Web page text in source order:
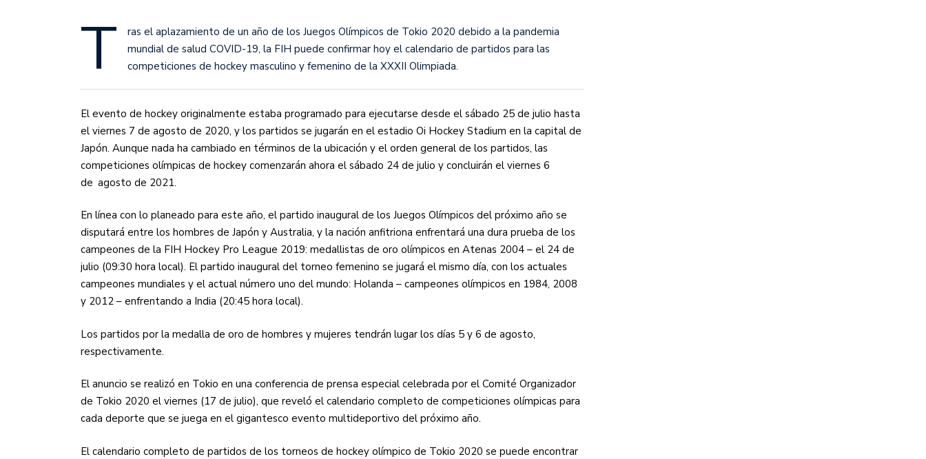
T
ras el aplazamiento de un año de los Juegos Olímpicos de Tokio 2020 debido a la pandemia
mundial de salud COVID-19, la FIH puede confirmar hoy el calendario de partidos para las
competiciones de hockey masculino y femenino de la XXXII Olimpiada.
El evento de hockey originalmente estaba programado para ejecutarse desde el sábado 25 de julio hasta
el viernes 7 de agosto de 2020, y los partidos se jugarán en el estadio Oi Hockey Stadium en la capital de
Japón. Aunque nada ha cambiado en términos de la ubicación y el orden general de los partidos, las
competiciones olímpicas de hockey comenzarán ahora el sábado 24 de julio y concluirán el viernes 6
de agosto de 2021.
En línea con lo planeado para este año, el partido inaugural de los Juegos Olímpicos del próximo año se
disputará entre los hombres de Japón y Australia, y la nación anfitriona enfrentará una dura prueba de los
campeones de la FIH Hockey Pro League 2019: medallistas de oro olímpicos en Atenas 2004 – el 24 de
julio (09:30 hora local). El partido inaugural del torneo femenino se jugará el mismo día, con los actuales
campeones mundiales y el actual número uno del mundo: Holanda – campeones olímpicos en 1984, 2008
y 2012 – enfrentando a India (20:45 hora local).
Los partidos por la medalla de oro de hombres y mujeres tendrán lugar los días 5 y 6 de agosto,
respectivamente.
El anuncio se realizó en Tokio en una conferencia de prensa especial celebrada por el Comité Organizador
de Tokio 2020 el viernes (17 de julio), que reveló el calendario completo de competiciones olímpicas para
cada deporte que se juega en el gigantesco evento multideportivo del próximo año.
El calendario completo de partidos de los torneos de hockey olímpico de Tokio 2020 se puede encontrar